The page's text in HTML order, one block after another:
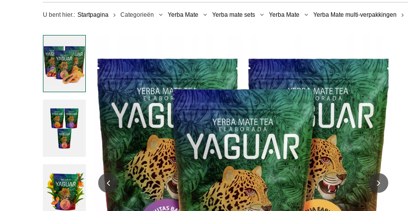
U bent hier.: Startpagina Categorieën Yerba Mate Yerba mate sets Yerba Mate Yerba Mate multi-verpakkingen